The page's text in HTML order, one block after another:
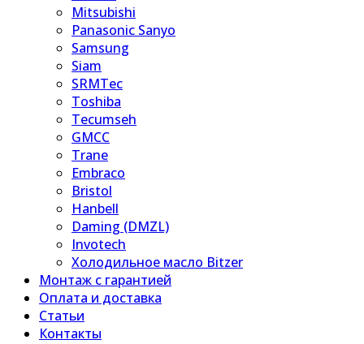
Mitsubishi
Panasonic Sanyo
Samsung
Siam
SRMTec
Toshiba
Tecumseh
GMCC
Trane
Embraco
Bristol
Hanbell
Daming (DMZL)
Invotech
Холодильное масло Bitzer
Монтаж с гарантией
Оплата и доставка
Статьи
Контакты